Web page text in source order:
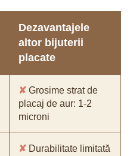
Dezavantajele
altor bijuterii
placate
✘ Grosime strat de
placaj de aur: 1-2
microni
✘ Durabilitate limitată